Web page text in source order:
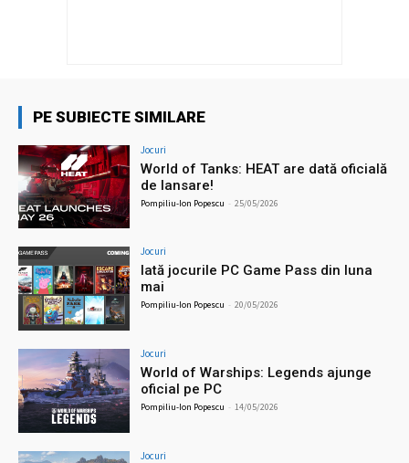
PE SUBIECTE SIMILARE
Jocuri
World of Tanks: HEAT are dată oficială
de lansare!
Pompiliu-Ion Popescu - 25/05/2026
Jocuri
Iată jocurile PC Game Pass din luna
mai
Pompiliu-Ion Popescu - 20/05/2026
Jocuri
World of Warships: Legends ajunge
oficial pe PC
Pompiliu-Ion Popescu - 14/05/2026
Jocuri